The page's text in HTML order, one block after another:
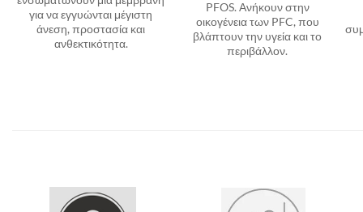
για να εγγυώνται μέγιστη
άνεση, προστασία και
ανθεκτικότητα.
PFOS. Ανήκουν στην
οικογένεια των PFC, που
βλάπτουν την υγεία και το
περιβάλλον.